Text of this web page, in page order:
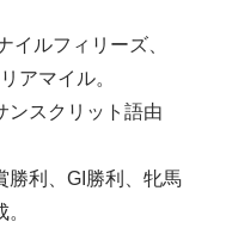
イルフィリーズ、
アマイル。
ンスクリット語由
勝利、GI勝利、牝馬